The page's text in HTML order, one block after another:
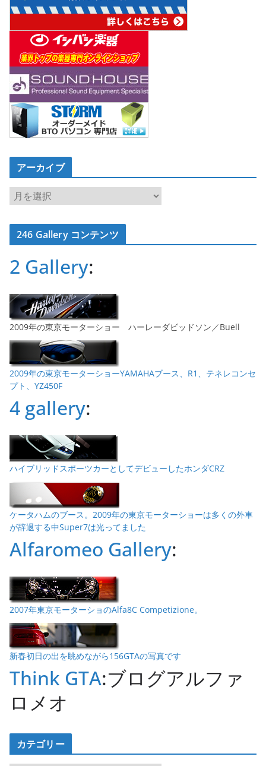
アーカイブ
ア
ー
カ
イ246 Gallery コンテンツ
2 Gallery:
2009年の東京モーターショー ハーレーダビッドソン／Buell
2009年の東京モーターショーYAMAHAブース、R1、テネレコンセ
プト、YZ450F
4 gallery:
ハイブリッドスポーツカーとしてデビューしたホンダCRZ
ケータハムのブース。2009年の東京モーターショーは多くの外車
が辞退する中Super7は光ってました
Alfaromeo Gallery:
2007年東京モーターショのAlfa8C Competizione。
新春初日の出を眺めながら156GTAの写真です
Think GTA:ブログアルファ
ロメオ
カテゴリー